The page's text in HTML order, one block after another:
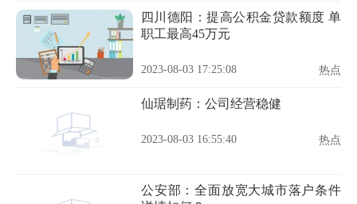
四川德阳：提高公积金贷款额度 单
职工最高45万元
2023-08-03 17:25:08 热点
仙琚制药：公司经营稳健
2023-08-03 16:55:40 热点
公安部：全面放宽大城市落户条件